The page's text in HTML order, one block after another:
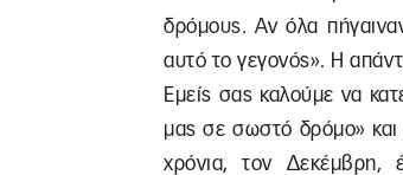
δρόμους. Αν όλα
αυτό το γεγονός». Η
Εμείς σας καλούμε να
μας σε σωστό δρόμο»
χρόνια, τον